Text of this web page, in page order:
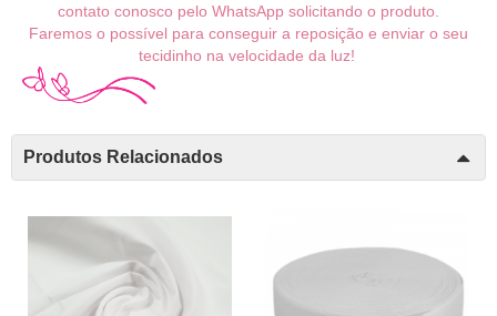
contato conosco pelo WhatsApp solicitando o produto.
Faremos o possível para conseguir a reposição e enviar o seu
tecidinho na velocidade da luz!
Produtos Relacionados